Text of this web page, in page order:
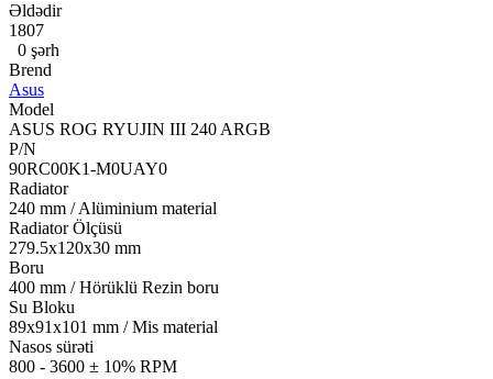
Əldədir
1807
0 şərh
Brend
Asus
Model
ASUS ROG RYUJIN III 240 ARGB
P/N
90RC00K1-M0UAY0
Radiator
240 mm / Alüminium material
Radiator Ölçüsü
279.5x120x30 mm
Boru
400 mm / Hörüklü Rezin boru
Su Bloku
89x91x101 mm / Mis material
Nasos sürəti
800 - 3600 ± 10% RPM